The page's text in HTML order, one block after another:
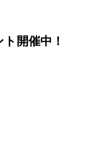
開催中！